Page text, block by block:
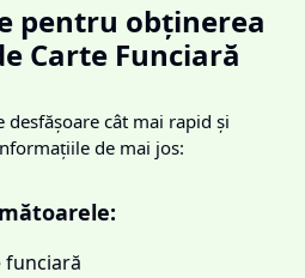
pentru obținerea
Carte Funciară
desfășoare cât mai rapid și
de mai jos:
funciară